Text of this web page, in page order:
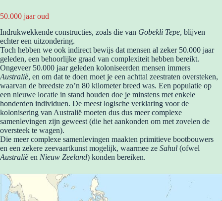
50.000 jaar oud
Indrukwekkende constructies, zoals die van Gobekli Tepe, blijven
echter een uitzondering.
Toch hebben we ook indirect bewijs dat mensen al zeker 50.000 jaar
geleden, een behoorlijke graad van complexiteit hebben bereikt.
Ongeveer 50.000 jaar geleden koloniseerden mensen immers
Australië, en om dat te doen moet je een achttal zeestraten oversteken,
waarvan de breedste zo’n 80 kilometer breed was. Een populatie op
een nieuwe locatie in stand houden doe je minstens met enkele
honderden individuen. De meest logische verklaring voor de
kolonisering van Australië moeten dus dus meer complexe
samenlevingen zijn geweest (die het aankonden om met zovelen de
oversteek te wagen).
Die meer complexe samenlevingen maakten primitieve bootbouwers
en een zekere zeevaartkunst mogelijk, waarmee ze Sahul (ofwel
Australië en Nieuw Zeeland) konden bereiken.